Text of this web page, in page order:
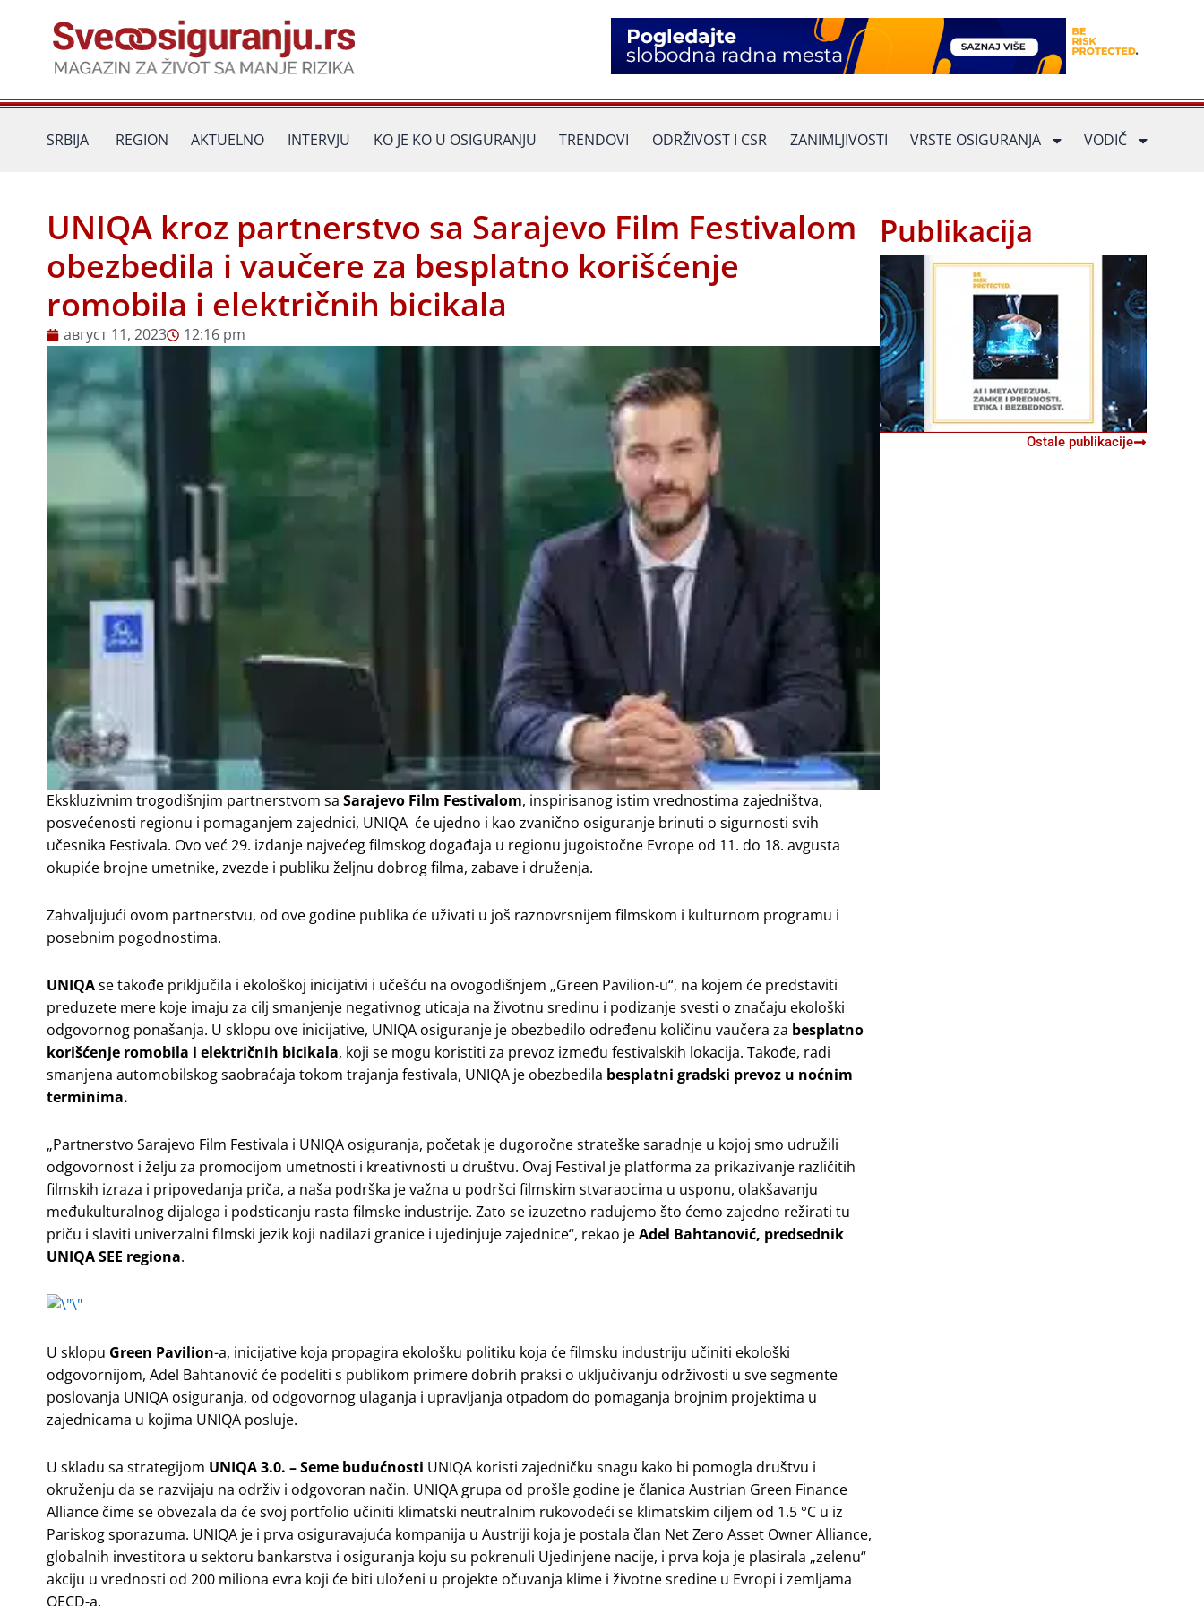
SRBIJA REGION AKTUELNO INTERVJU KO JE KO U OSIGURANJU TRENDOVI ODRŽIVOST I CSR ZANIMLJIVOSTI VRSTE OSIGURANJA VODIČ
UNIQA kroz partnerstvo sa Sarajevo Film Festivalom
obezbedila i vaučere za besplatno korišćenje
romobila i električnih bicikala
август 11, 2023 12:16 pm
Ekskluzivnim trogodišnjim partnerstvom sa Sarajevo Film Festivalom, inspirisanog istim vrednostima zajedništva,
posvećenosti regionu i pomaganjem zajednici, UNIQA će ujedno i kao zvanično osiguranje brinuti o sigurnosti svih
učesnika Festivala. Ovo već 29. izdanje najvećeg filmskog događaja u regionu jugoistočne Evrope od 11. do 18. avgusta
okupiće brojne umetnike, zvezde i publiku željnu dobrog filma, zabave i druženja.
Zahvaljujući ovom partnerstvu, od ove godine publika će uživati u još raznovrsnijem filmskom i kulturnom programu i
posebnim pogodnostima.
UNIQAse takođe priključila i ekološkoj inicijativi i učešću na ovogodišnjem „Green Pavilion-u“, na kojem će predstaviti
preduzete mere koje imaju za cilj smanjenje negativnog uticaja na životnu sredinu i podizanje svesti o značaju ekološki
odgovornog ponašanja. U sklopu ove inicijative, UNIQA osiguranje je obezbedilo određenu količinu vaučera za besplatno
korišćenje romobila i električnih bicikala, koji se mogu koristiti za prevoz između festivalskih lokacija. Takođe, radi
smanjena automobilskog saobraćaja tokom trajanja festivala, UNIQA je obezbedila besplatni gradski prevoz u noćnim
terminima.
„Partnerstvo Sarajevo Film Festivala i UNIQA osiguranja, početak je dugoročne strateške saradnje u kojoj smo udružili
odgovornost i želju za promocijom umetnosti i kreativnosti u društvu. Ovaj Festival je platforma za prikazivanje različitih
filmskih izraza i pripovedanja priča, a naša podrška je važna u podršci filmskim stvaraocima u usponu, olakšavanju
međukulturalnog dijaloga i podsticanju rasta filmske industrije. Zato se izuzetno radujemo što ćemo zajedno režirati tu
priču i slaviti univerzalni filmski jezik koji nadilazi granice i ujedinjuje zajednice“, rekao jeAdel Bahtanović, predsednik
UNIQA SEE regiona.
U sklopu Green Pavilion-a, inicijative koja propagira ekološku politiku koja će filmsku industriju učiniti ekološki
odgovornijom, Adel Bahtanović će podeliti s publikom primere dobrih praksi o uključivanju održivosti u sve segmente
poslovanja UNIQA osiguranja, od odgovornog ulaganja i upravljanja otpadom do pomaganja brojnim projektima u
zajednicama u kojima UNIQA posluje.
U skladu sa strategijom UNIQA 3.0. – Seme budućnosti UNIQA koristi zajedničku snagu kako bi pomogla društvu i
okruženju da se razvijaju na održiv i odgovoran način. UNIQA grupa od prošle godine je članica Austrian Green Finance
Alliance čime se obvezala da će svoj portfolio učiniti klimatski neutralnim rukovodeći se klimatskim ciljem od 1.5 °C u iz
Pariskog sporazuma. UNIQA je i prva osiguravajuća kompanija u Austriji koja je postala član Net Zero Asset Owner Alliance,
globalnih investitora u sektoru bankarstva i osiguranja koju su pokrenuli Ujedinjene nacije, i prva koja je plasirala „zelenu“
akciju u vrednosti od 200 miliona evra koji će biti uloženi u projekte očuvanja klime i životne sredine u Evropi i zemljama
OECD-a.
Publikacija
Ostale publikacije